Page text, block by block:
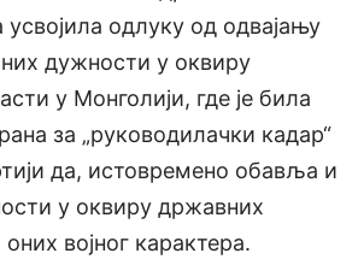
усвојила одлуку од одвајању
дужности у оквиру
у Монголији, где је била
за „руководилачки кадар“
да, истовремено обавља и
у оквиру државних
војног карактера.